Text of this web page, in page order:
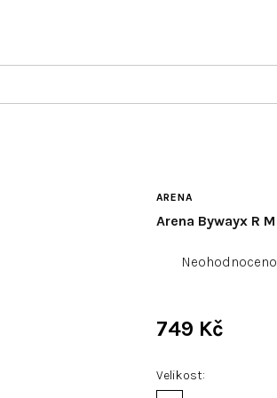
ARENA
Arena Bywayx R M
hodnocení
0,0
5
Neohodnoceno
Velikost
749 Kč